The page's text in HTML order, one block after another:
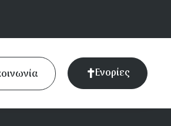
Ενορίες